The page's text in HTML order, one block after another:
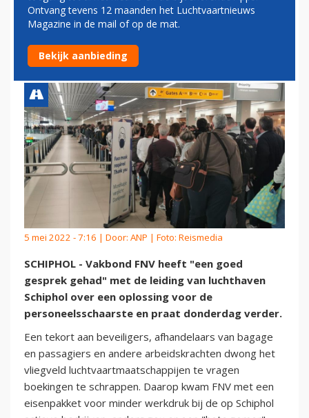
FNV EN SCHIPHOL PRATEN
NA 'GOED GESPREK' VERDER
OVER PERSONEEL
5 mei 2022 - 7:16 | Door: ANP | Foto: Reismedia
SCHIPHOL - Vakbond FNV heeft "een goed
gesprek gehad" met de leiding van luchthaven
Schiphol over een oplossing voor de
personeelsschaarste en praat donderdag verder.
Een tekort aan beveiligers, afhandelaars van bagage
en passagiers en andere arbeidskrachten dwong het
vliegveld luchtvaartmaatschappijen te vragen
boekingen te schrappen. Daarop kwam FNV met een
eisenpakket voor minder werkdruk bij de op Schiphol
Ontvang tevens 12 maanden het Luchtvaartnieuws
Magazine in de mail of op de mat.
Bekijk aanbieding